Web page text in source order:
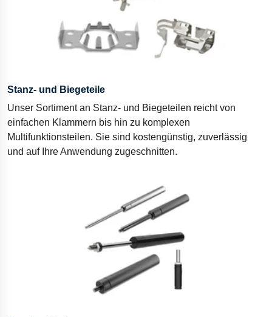
Stanz- und Biegeteile
Unser Sortiment an Stanz- und Biegeteilen reicht von
einfachen Klammern bis hin zu komplexen
Multifunktionsteilen. Sie sind kostengünstig, zuverlässig
und auf Ihre Anwendung zugeschnitten.